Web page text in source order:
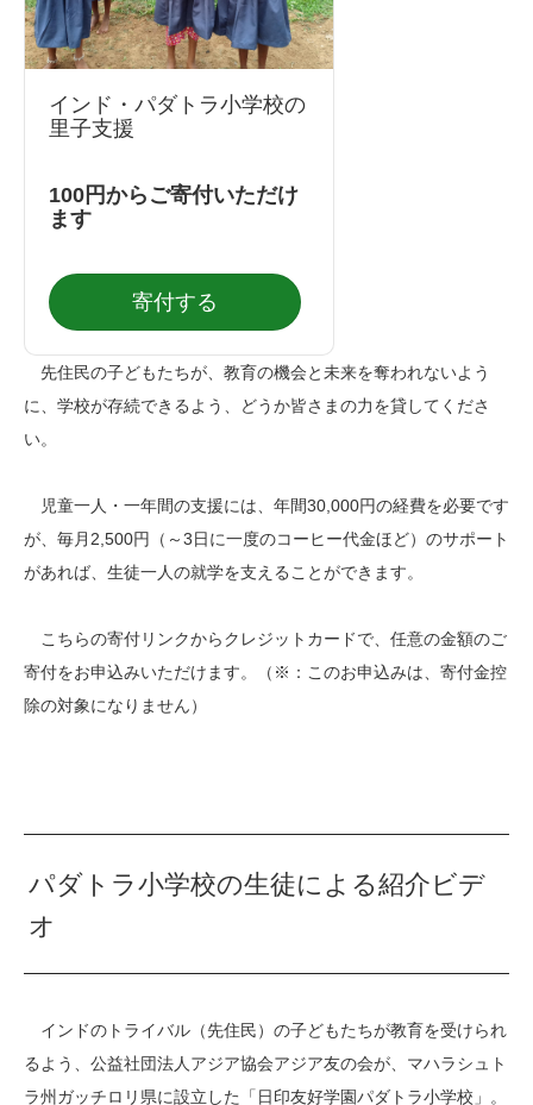
インド・パダトラ小学校の
里子支援
100円からご寄付いただけ
ます
寄付する
先住民の子どもたちが、教育の機会と未来を奪われないよう
に、学校が存続できるよう、どうか皆さまの力を貸してくださ
い。
児童一人・一年間の支援には、年間30,000円の経費を必要です
が、毎月2,500円（～3日に一度のコーヒー代金ほど）のサポート
があれば、生徒一人の就学を支えることができます。
こちらの寄付リンクからクレジットカードで、任意の金額のご
寄付をお申込みいただけます。（※：このお申込みは、寄付金控
除の対象になりません）
パダトラ小学校の生徒による紹介ビデ
オ
インドのトライバル（先住民）の子どもたちが教育を受けられ
るよう、公益社団法人アジア協会アジア友の会が、マハラシュト
ラ州ガッチロリ県に設立した「日印友好学園パダトラ小学校」。